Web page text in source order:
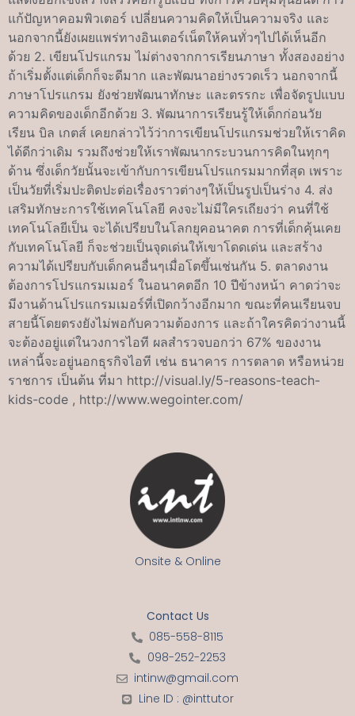
แก้ปัญหาคอมพิวเตอร์ เปลี่ยนความคิดให้เป็นความจริง และ
นอกจากนี้ยังเผยแพร่ทางอินเตอร์เน็ตให้คนทั่วๆไปได้เห็นอีก
ด้วย 2. เขียนโปรแกรม ไม่ต่างจากการเรียนภาษา ทั้งสองอย่าง
ถ้าเริ่มตั้งแต่เด็กก็จะดีมาก และพัฒนาอย่างรวดเร็ว นอกจากนี้
ภาษาโปรแกรม ยังช่วยพัฒนาทักษะ และตรรกะ เพื่อจัดรูปแบบ
ความคิดของเด็กอีกด้วย 3. พัฒนาการเรียนรู้ให้เด็กก่อนวัย
เรียน บิล เกตส์ เคยกล่าวไว้ว่าการเขียนโปรแกรมช่วยให้เราคิด
ได้ดีกว่าเดิม รวมถึงช่วยให้เราพัฒนากระบวนการคิดในทุกๆ
ด้าน ซึ่งเด็กวัยนั้นจะเข้ากับการเขียนโปรแกรมมากที่สุด เพราะ
เป็นวัยที่เริ่มปะติดปะต่อเรื่องราวต่างๆให้เป็นรูปเป็นร่าง 4. ส่ง
เสริมทักษะการใช้เทคโนโลยี คงจะไม่มีใครเถียงว่า คนที่ใช้
เทคโนโลยีเป็น จะได้เปรียบในโลกยุคอนาคต การที่เด็กคุ้นเคย
กับเทคโนโลยี ก็จะช่วยเป็นจุดเด่นให้เขาโดดเด่น และสร้าง
ความได้เปรียบกับเด็กคนอื่นๆเมื่อโตขึ้นเช่นกัน 5. ตลาดงาน
ต้องการโปรแกรมเมอร์ ในอนาคตอีก 10 ปีข้างหน้า คาดว่าจะ
มีงานด้านโปรแกรมเมอร์ที่เปิดกว้างอีกมาก ขณะที่คนเรียนจบ
สายนี้โดยตรงยังไม่พอกับความต้องการ และถ้าใครคิดว่างานนี้
จะต้องอยู่แต่ในวงการไอที ผลสำรวจบอกว่า 67% ของงาน
เหล่านี้จะอยู่นอกธุรกิจไอที เช่น ธนาคาร การตลาด หรือหน่วย
ราชการ เป็นต้น ที่มา http://visual.ly/5-reasons-teach-
kids-code , http://www.wegointer.com/
Onsite & Online
Contact Us
085-558-8115
098-252-2253
intinw@gmail.com
Line ID : @inttutor